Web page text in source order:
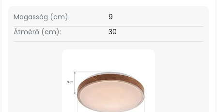
Magasság (cm):
9
Átmérő (cm):
30